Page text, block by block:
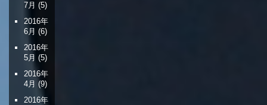
7月 (5)
2016年
6月 (6)
2016年
5月 (5)
2016年
4月 (9)
2016年